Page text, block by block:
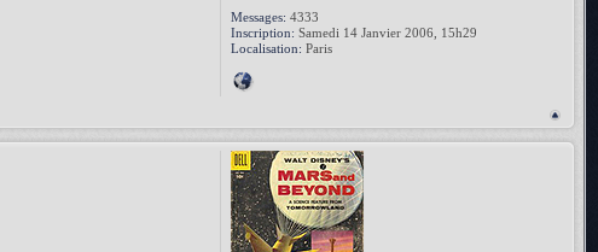
Messages: 4333
Inscription: Samedi 14 Janvier 2006, 15h29
Localisation: Paris